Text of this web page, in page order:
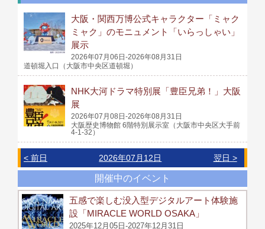
大阪・関西万博公式キャラクター「ミャク
ミャク」のモニュメント「いらっしゃい」
展示
2026年07月06日-2026年08月31日
道頓堀入口（大阪市中央区道頓堀）
NHK大河ドラマ特別展「豊臣兄弟！」大阪
展
2026年07月08日-2026年08月31日
大阪歴史博物館 6階特別展示室（大阪市中央区大手前
4-1-32）
< 前日 2026年07月12日 翌日 >
開催中のイベント
五感で楽しむ没入型デジタルアート体験施
設「MIRACLE WORLD OSAKA」
2025年12月05日-2027年12月31日